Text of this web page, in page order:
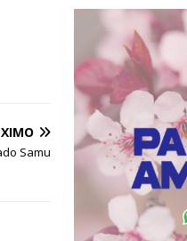
Samu